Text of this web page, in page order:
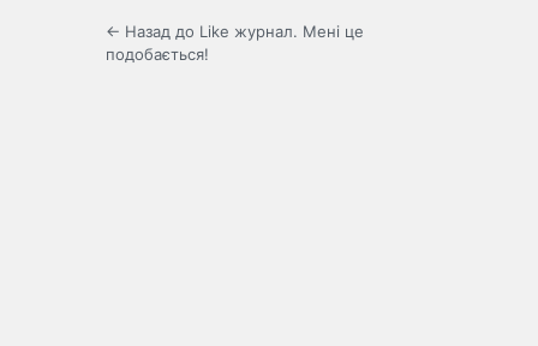
← Назад до Like журнал. Мені це
подобається!